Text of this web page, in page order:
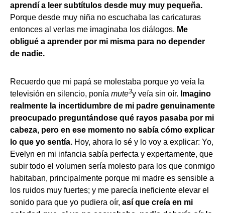
aprendí a leer subtítulos desde muy muy pequeña.
Porque desde muy niña no escuchaba las caricaturas
entonces al verlas me imaginaba los diálogos. Me
obligué a aprender por mi misma para no depender
de nadie.
Recuerdo que mi papá se molestaba porque yo veía la
televisión en silencio, ponía mute3y veía sin oír. Imagino
realmente la incertidumbre de mi padre genuinamente
preocupado preguntándose qué rayos pasaba por mi
cabeza, pero en ese momento no sabía cómo explicar
lo que yo sentía. Hoy, ahora lo sé y lo voy a explicar: Yo,
Evelyn en mi infancia sabía perfecta y expertamente, que
subir todo el volumen sería molesto para los que conmigo
habitaban, principalmente porque mi madre es sensible a
los ruidos muy fuertes; y me parecía ineficiente elevar el
sonido para que yo pudiera oír, así que creía en mi